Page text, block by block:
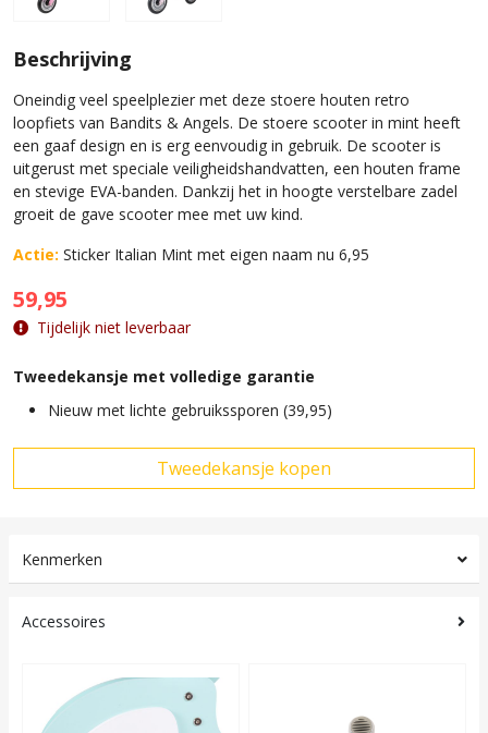
Beschrijving
Oneindig veel speelplezier met deze stoere houten retro
loopfiets van Bandits & Angels. De stoere scooter in mint heeft
een gaaf design en is erg eenvoudig in gebruik. De scooter is
uitgerust met speciale veiligheidshandvatten, een houten frame
en stevige EVA-banden. Dankzij het in hoogte verstelbare zadel
groeit de gave scooter mee met uw kind.
Actie: Sticker Italian Mint met eigen naam nu 6,95
59,95
Tijdelijk niet leverbaar
Tweedekansje met volledige garantie
Nieuw met lichte gebruikssporen (39,95)
Kenmerken
Accessoires